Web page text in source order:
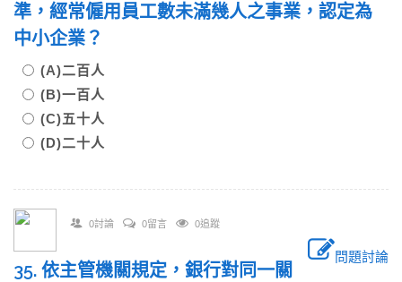
準，經常僱用員工數未滿幾人之事業，認定為
中小企業？
(A)二百人
(B)一百人
(C)五十人
(D)二十人
0討論 0留言 0追蹤
問題討論
35. 依主管機關規定，銀行對同一關